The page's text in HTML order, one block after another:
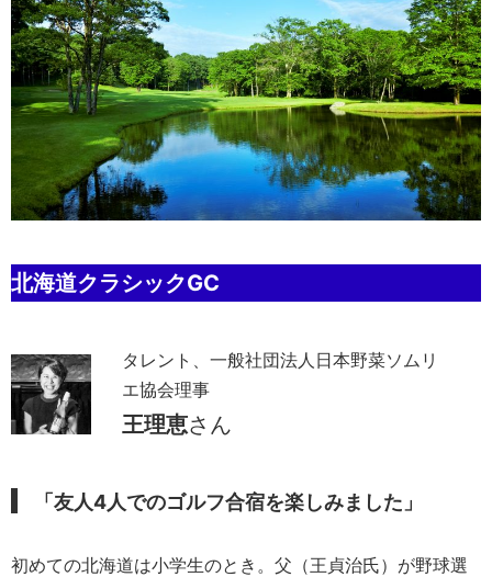
北海道クラシックGC
タレント、一般社団法人日本野菜ソムリ
エ協会理事
王理恵さん
「友人4人でのゴルフ合宿を楽しみました」
初めての北海道は小学生のとき。父（王貞治氏）が野球選